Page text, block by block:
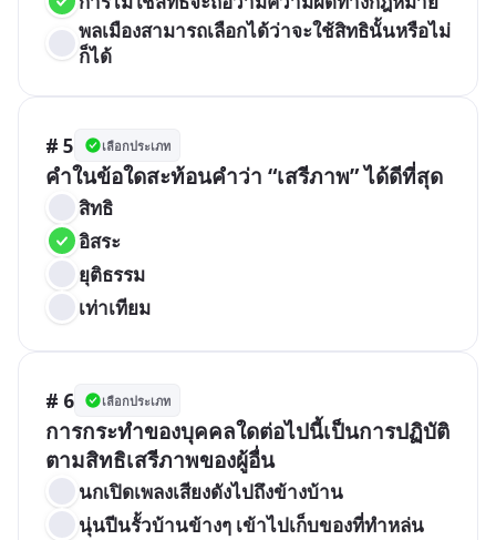
พลเมืองสามารถเลือกได้ว่าจะใช้สิทธินั้นหรือไม่
ก็ได้
# 5 เลือกประเภท
คำในข้อใดสะท้อนคำว่า “เสรีภาพ” ได้ดีที่สุด
สิทธิ
อิสระ
ยุติธรรม
เท่าเทียม
# 6 เลือกประเภท
การกระทำของบุคคลใดต่อไปนี้เป็นการปฏิบัติ
ตามสิทธิเสรีภาพของผู้อื่น
นกเปิดเพลงเสียงดังไปถึงข้างบ้าน
นุ่นปีนรั้วบ้านข้างๆ เข้าไปเก็บของที่ทำหล่น